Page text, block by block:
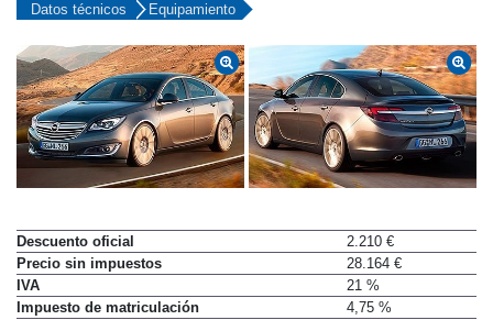
Datos técnicos Equipamiento
Descuento oficial
2.210 €
Precio sin impuestos
28.164 €
IVA
21 %
Impuesto de matriculación
4,75 %